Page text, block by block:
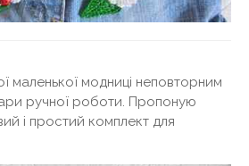
маленької модниці неповторним
ручної роботи. Пропоную
і простий комплект для